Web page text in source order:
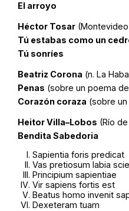
El arroyo
Héctor Tosar
Tú estabas como un
Tú sonríes
Beatriz Corona (n. La
Penas (sobre un poema
Corazón coraza (sobre
Heitor Villa–Lobos (Río
Bendita Sabedoria
Sapientia foris predicat
Vas pretiosum labia
Principium sapientiae
Vir sapiens fortis est
Beatus homo invenit
Dexeteram tuam